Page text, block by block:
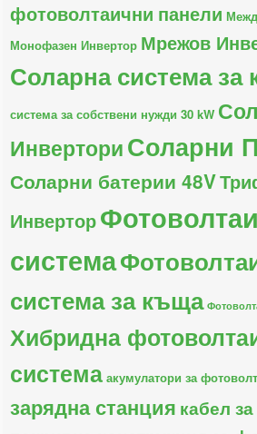
фотоволтаични панели
Монофазен Инвертор Мрежов
Соларна система за
система за собствени нужди 30 kW
ИнверториСоларни
Соларни батерии 48V
Инвертор
система
система за къща
Хибридна
система акумулатори за
зарядна станция кабел